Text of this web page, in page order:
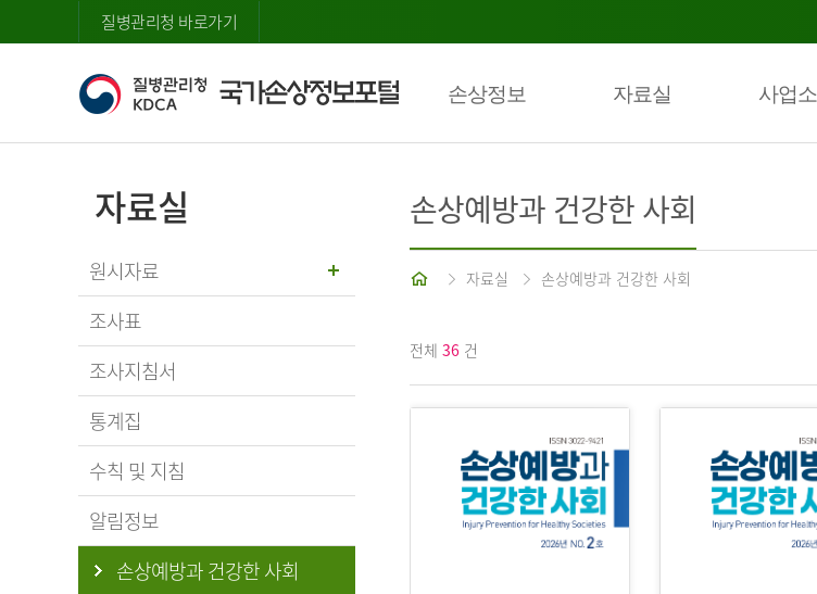
질병관리청 바로가기
손상정보 자료실 사업
자료실
원시자료
조사표
조사지침서
통계집
수칙 및 지침
알림정보
손상예방과 건강한 사회
손상예방과 건강한 사회
홈 자료실 손상예방과 건강한 사회
전체 36 건